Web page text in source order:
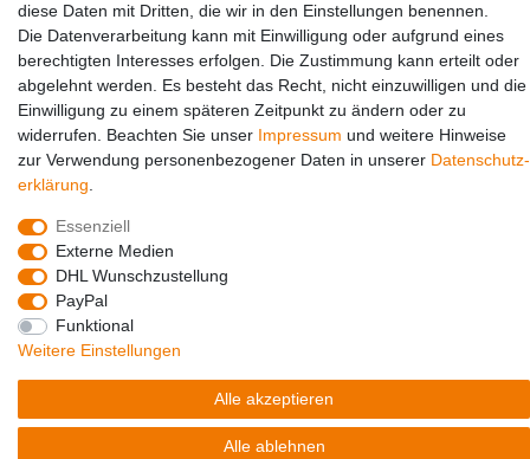
Social Media
diese Daten mit Dritten, die wir in den Einstellungen benennen.
Die Datenverarbeitung kann mit Einwilligung oder aufgrund eines
berechtigten Interesses erfolgen. Die Zustimmung kann erteilt oder
abgelehnt werden. Es besteht das Recht, nicht einzuwilligen und die
Einwilligung zu einem späteren Zeitpunkt zu ändern oder zu
widerrufen. Beachten Sie unser Impressum und weitere Hinweise
zur Verwendung personenbezogener Daten in unserer Daten­schutz­
erklärung
Essenziell
Externe Medien
DHL Wunschzustellung
PayPal
Funktional
Weitere Einstellungen
Alle akzeptieren
Alle ablehnen